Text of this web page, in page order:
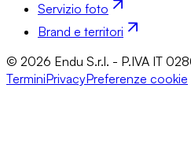
Servizio foto
Brand e territori
© 2026 Endu S.r.l. - P.IVA IT
TerminiPrivacyPreferenze cookie